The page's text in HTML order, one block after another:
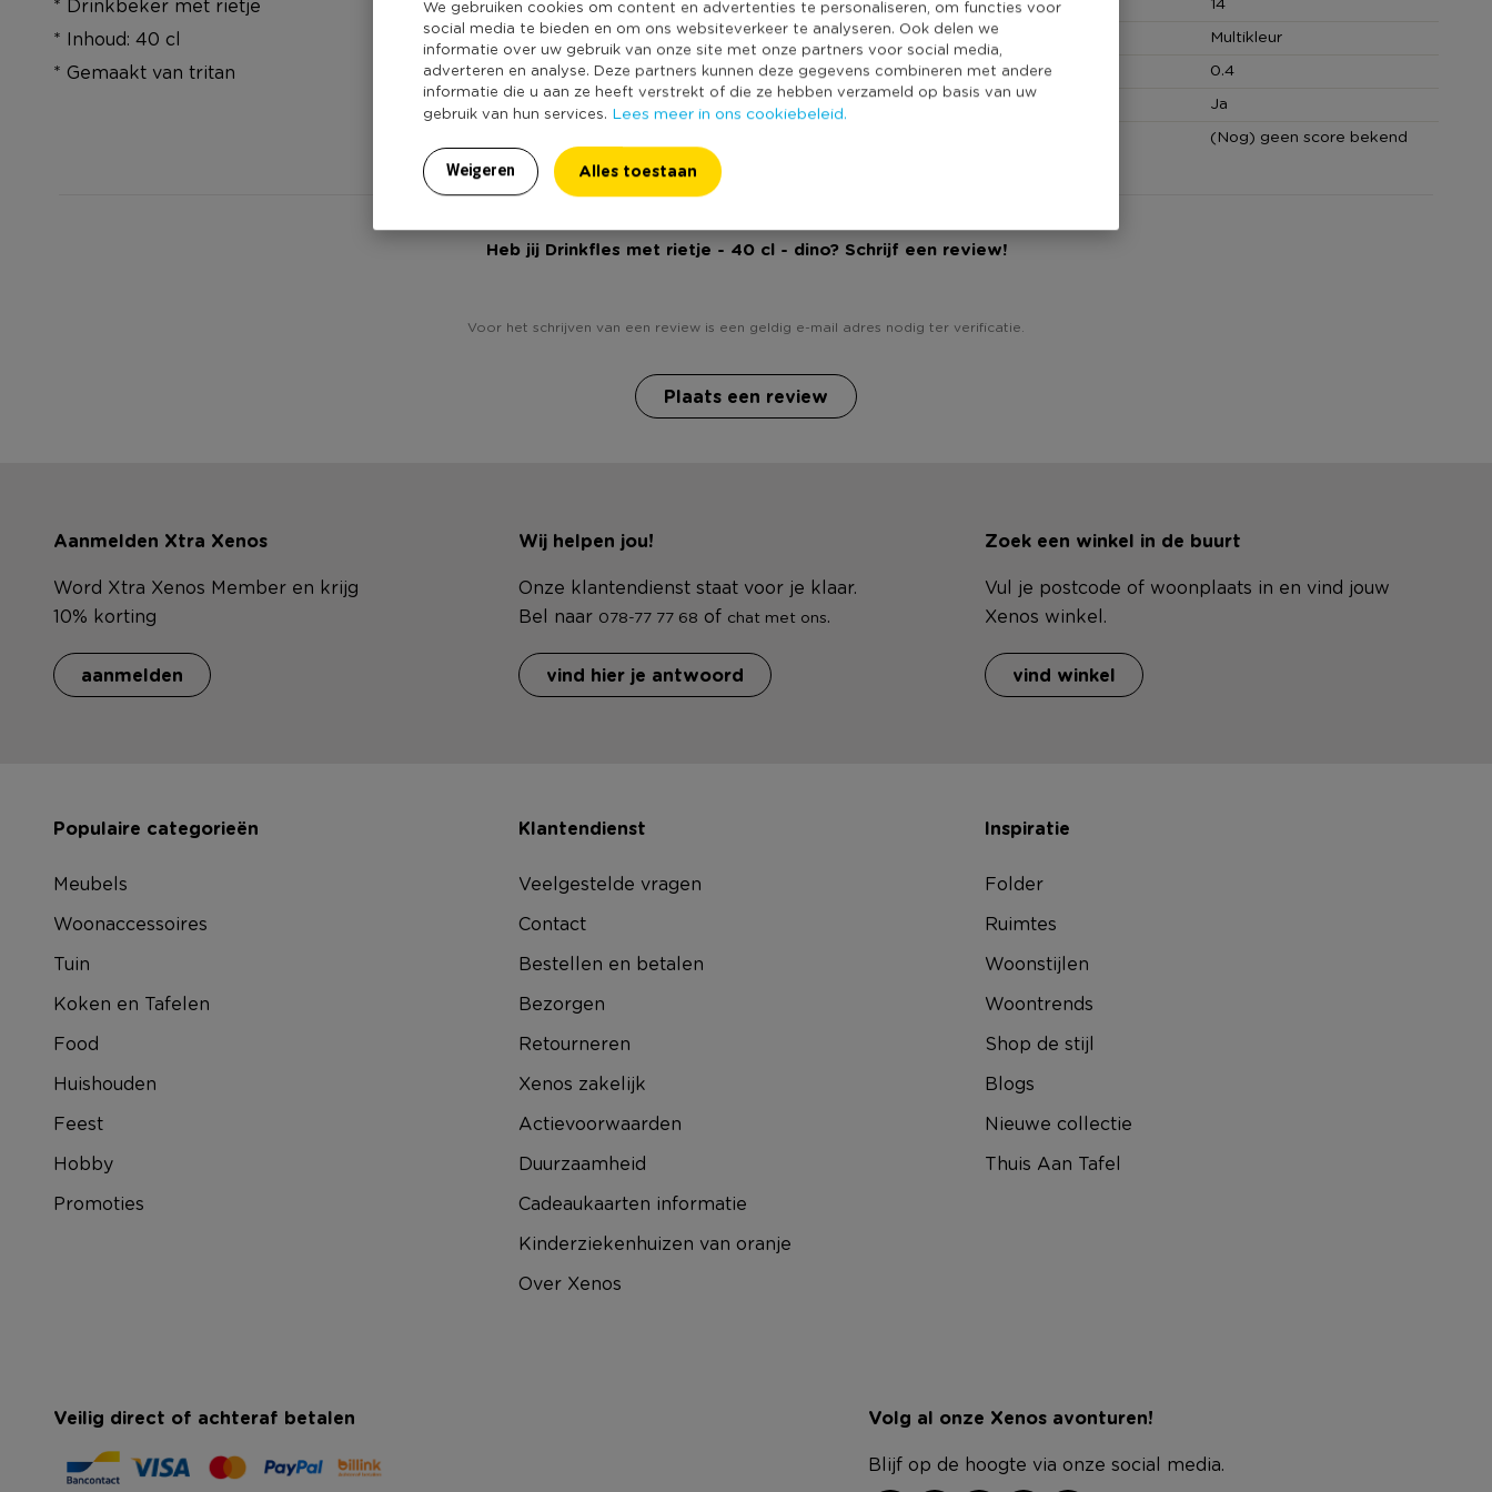
We gebruiken cookies om content en advertenties te personaliseren, om functies voor
social media te bieden en om ons websiteverkeer te analyseren. Ook delen we
informatie over uw gebruik van onze site met onze partners voor social media,
adverteren en analyse. Deze partners kunnen deze gegevens combineren met andere
informatie die u aan ze heeft verstrekt of die ze hebben verzameld op basis van uw
gebruik van hun services. Lees meer in ons cookiebeleid.
Weigeren Alles toestaan
* Drinkbeker met rietje
* Inhoud: 40 cl
* Gemaakt van tritan
Kleur
Multikleur
Inhoud in liter
0.4
Vaatwasmachine bestendig
Ja
(Nog) geen score bekend
Heb jij Drinkfles met rietje - 40 cl - dino? Schrijf een review!
Voor het schrijven van een review is een geldig e-mail adres nodig ter verificatie.
Plaats een review
Aanmelden Xtra Xenos
Word Xtra Xenos Member en krijg
10% korting
aanmelden
Wij helpen jou!
Onze klantendienst staat voor je klaar.
Bel naar 078-77 77 68 of chat met ons.
vind hier je antwoord
Zoek een winkel in de buurt
Vul je postcode of woonplaats in en vind jouw
Xenos winkel.
vind winkel
Populaire categorieën
Meubels
Woonaccessoires
Tuin
Koken en Tafelen
Food
Huishouden
Feest
Hobby
Promoties
Klantendienst
Veelgestelde vragen
Contact
Bestellen en betalen
Bezorgen
Retourneren
Xenos zakelijk
Actievoorwaarden
Duurzaamheid
Cadeaukaarten informatie
Kinderziekenhuizen van oranje
Over Xenos
Inspiratie
Folder
Ruimtes
Woonstijlen
Woontrends
Shop de stijl
Blogs
Nieuwe collectie
Thuis Aan Tafel
Veilig direct of achteraf betalen Volg al onze Xenos avonturen!
Blijf op de hoogte via onze social media.